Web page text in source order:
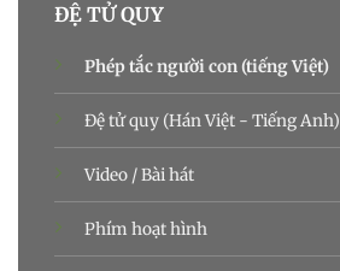
ĐỆ TỬ QUY
Phép tắc người con (tiếng Việt)
Đệ tử quy (Hán Việt - Tiếng Anh)
Video / Bài hát
Phím hoạt hình